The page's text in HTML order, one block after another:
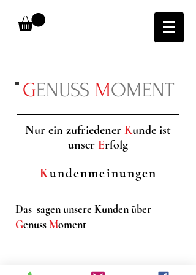
GENUSS MOMENT
Nur ein zufriedener Kunde ist
unser Erfolg
Kundenmeinungen
Das sagen unsere Kunden über
GenussMoment